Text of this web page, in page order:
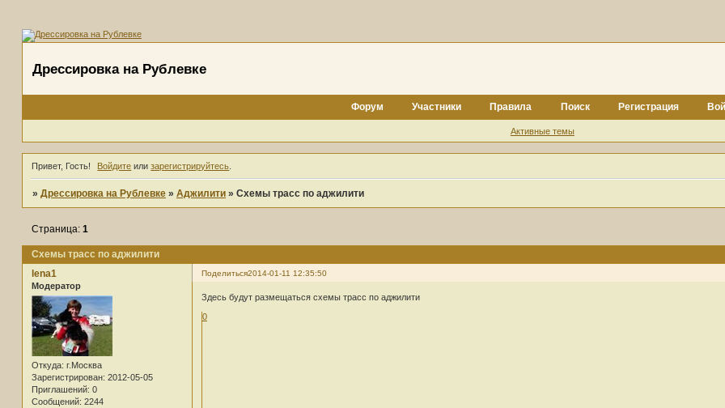
Дрессировка на Рублевке
Форум Участники Правила Поиск Регистрация
Активные темы
Привет, Гость! Войдите илизарегистрируйтесь
» Дрессировка на Рублевке » Аджилити » Схемы трасс по аджилити
Схемы трасс по аджилити
Страница: 1
Поделиться2014-01-11 12:35:50
lena1
Модератор
Откуда: г.Москва
Зарегистрирован: 2012-05-05
Приглашений: 0
Сообщений: 2244
Здесь будут размещаться схемы трасс по аджилити
0